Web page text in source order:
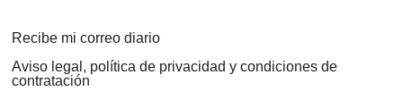
Recibe mi correo diario
Aviso legal, política de privacidad y condiciones de
contratación